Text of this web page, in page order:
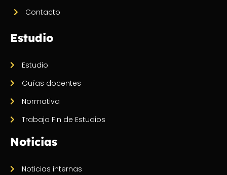
Contacto
Estudio
Estudio
Guías docentes
Normativa
Trabajo Fin de Estudios
Noticias
Noticias internas